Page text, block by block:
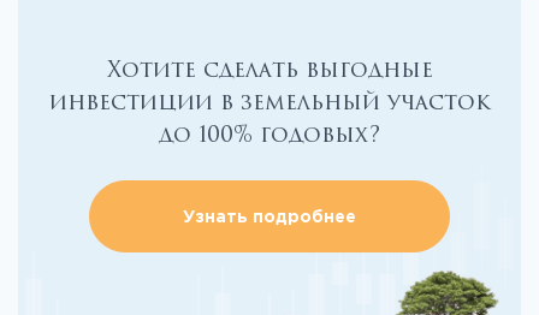
Хотите сделать выгодные
инвестиции в земельный участок
до 100% годовых?
Узнать подробнее